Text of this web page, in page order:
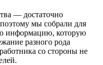
— достаточно
мы собрали для
информацию, которую
разного рода
со стороны не